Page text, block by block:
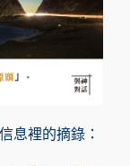
息裡的摘錄：